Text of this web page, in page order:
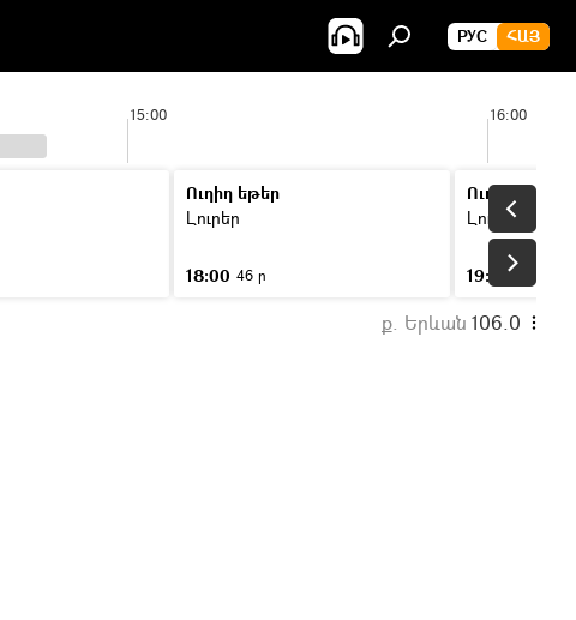
РУС ՀԱՅ
15:00 16:00
Ուղիղ եթեր
Լուրեր
18:00 46 ր
Ուղիղ եթեր
Լուրեր
19:00
ք. Երևան 106.0